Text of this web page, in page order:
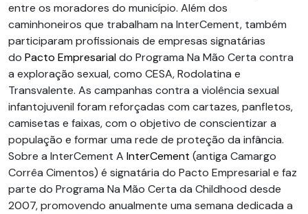
entre os moradores do município. Além dos
caminhoneiros que trabalham na InterCement, também
participaram profissionais de empresas signatárias
do Pacto Empresarialdo Programa Na Mão Certa contra
a exploração sexual, como CESA, Rodolatina e
Transvalente. As campanhas contra a violência sexual
infantojuvenil foram reforçadas com cartazes, panfletos,
camisetas e faixas, com o objetivo de conscientizar a
população e formar uma rede de proteção da infância.
Sobre a InterCement A InterCement (antiga Camargo
Corrêa Cimentos) é signatária do Pacto Empresarial e faz
parte do Programa Na Mão Certa da Childhood desde
2007, promovendo anualmente uma semana dedicada a